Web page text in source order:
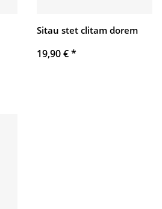
Sitau stet clitam dorem
19,90 €*